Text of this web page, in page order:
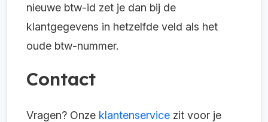
nieuwe btw-id zet je dan bij de
klantgegevens in hetzelfde veld als het
oude btw-nummer.
Contact
Vragen? Onze klantenservice zit voor je